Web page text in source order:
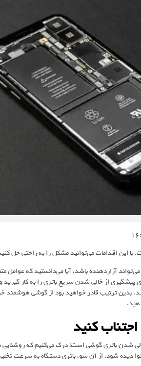
این اقدامات می‌توانید مشکل را به راحتی حل
آزاردهنده باشد. آیا می‌دانستید که عوامل
از خالی شدن سریع باتری را به کار
بدین ترتیب قادر خواهید بود از گوشی هوشمند
کنید
شدن باتری گوشی است! درک می‌کنیم که روشنایی
دیده شود. از آن سو، باتری دستگاه به سرعت